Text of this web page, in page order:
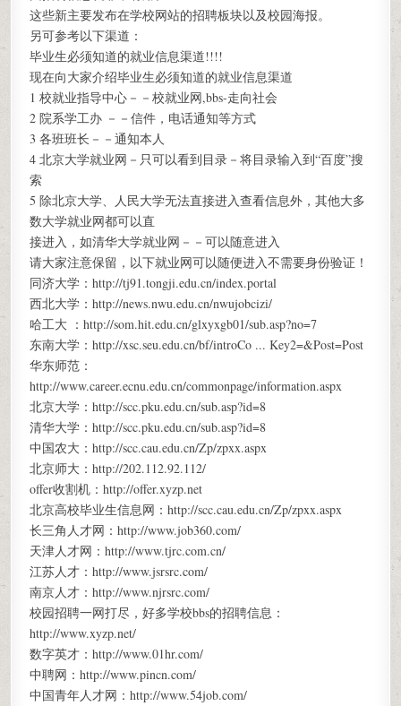
这些新主要发布在学校网站的招聘板块以及校园海报。
另可参考以下渠道：
毕业生必须知道的就业信息渠道!!!!
现在向大家介绍毕业生必须知道的就业信息渠道
1 校就业指导中心－－校就业网,bbs-走向社会
2 院系学工办 －－信件，电话通知等方式
3 各班班长－－通知本人
4 北京大学就业网－只可以看到目录－将目录输入到“百度”搜
索
5 除北京大学、人民大学无法直接进入查看信息外，其他大多
数大学就业网都可以直
接进入，如清华大学就业网－－可以随意进入
请大家注意保留，以下就业网可以随便进入不需要身份验证！
同济大学：http://tj91.tongji.edu.cn/index.portal
西北大学：http://news.nwu.edu.cn/nwujobcizi/
哈工大 ：http://som.hit.edu.cn/glxyxgb01/sub.asp?no=7
东南大学：http://xsc.seu.edu.cn/bf/introCo ... Key2=&Post=Post
华东师范：
http://www.career.ecnu.edu.cn/commonpage/information.aspx
北京大学：http://scc.pku.edu.cn/sub.asp?id=8
清华大学：http://scc.pku.edu.cn/sub.asp?id=8
中国农大：http://scc.cau.edu.cn/Zp/zpxx.aspx
北京师大：http://202.112.92.112/
offer收割机：http://offer.xyzp.net
北京高校毕业生信息网：http://scc.cau.edu.cn/Zp/zpxx.aspx
长三角人才网：http://www.job360.com/
天津人才网：http://www.tjrc.com.cn/
江苏人才：http://www.jsrsrc.com/
南京人才：http://www.njrsrc.com/
校园招聘一网打尽，好多学校bbs的招聘信息：
http://www.xyzp.net/
数字英才：http://www.01hr.com/
中聘网：http://www.pincn.com/
中国青年人才网：http://www.54job.com/